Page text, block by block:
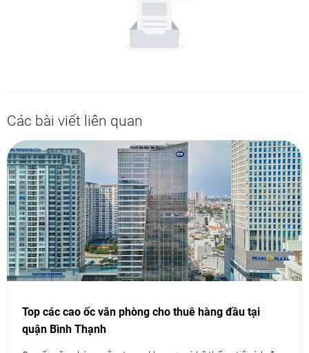
Các bài viết liên quan
Top các cao ốc văn phòng cho thuê hàng đầu tại
quận Bình Thạnh